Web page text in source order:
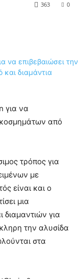
0
363
για να
κοσμημάτων από
τρόπος για
με
είναι και ο
μια
διαμαντιών για
την αλυσίδα
στα